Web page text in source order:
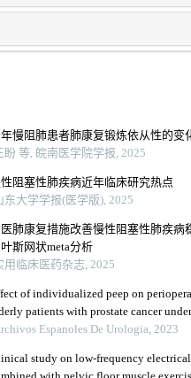
慢阻肺患者肺康复锻炼依从性的变
盼 等, 皖南医学院学报, 2025
阻塞性肺疾病近年临床研究热点
东大学学报(医学版), 2025
肺康复措施改善慢性阻塞性肺疾病
叶斯网状meta分析
用临床医药杂志, 2025
of individualized peep on
patients with prostate cancer
position: a single-center
Espanoles De Urologia, 2023
study on low-frequency